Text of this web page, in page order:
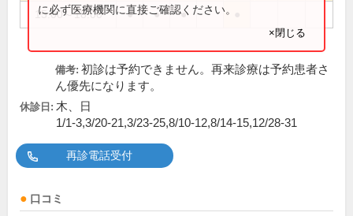
15:00～18:00 ● ● ●
に必ず医療機関に直接ご確認ください。
×閉じる
備考: 初診は予約できません。再来診療は予約患者さ
ん優先になります。
休診日: 木、日
1/1-3,3/20-21,3/23-25,8/10-12,8/14-15,12/28-31
再診電話受付
口コミ